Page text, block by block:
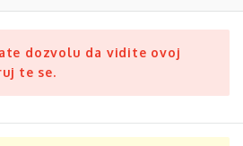
dozvolu da vidite ovoj
te se.